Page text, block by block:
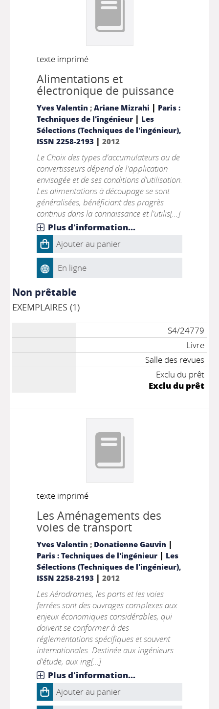
texte imprimé
Alimentations et
électronique de puissance
Yves Valentin ; Ariane Mizrahi | Paris :
Techniques de l'ingénieur| Les
Sélections (Techniques de l'ingénieur),
ISSN 2258-2193| 2012
Le Choix des types d'accumulateurs ou de
convertisseurs dépend de l'application
envisagée et de ses conditions d'utilisation.
Les alimentations à découpage se sont
généralisées, bénéficiant des progrès
continus dans la connaissance et l'utilis[...]
Plus d'information...
Ajouter au panier
En ligne
Non prêtable
EXEMPLAIRES (1)
S4/24779
Livre
Salle des revues
Exclu du prêt
Exclu du prêt
texte imprimé
Les Aménagements des
voies de transport
Yves Valentin ; Donatienne Gauvin |
Paris : Techniques de l'ingénieur| Les
Sélections (Techniques de l'ingénieur),
ISSN 2258-2193| 2012
Les Aérodromes, les ports et les voies
ferrées sont des ouvrages complexes aux
enjeux économiques considérables, qui
doivent se conformer à des
réglementations spécifiques et souvent
internationales. Destinée aux ingénieurs
d'étude, aux ing[...]
Plus d'information...
Ajouter au panier